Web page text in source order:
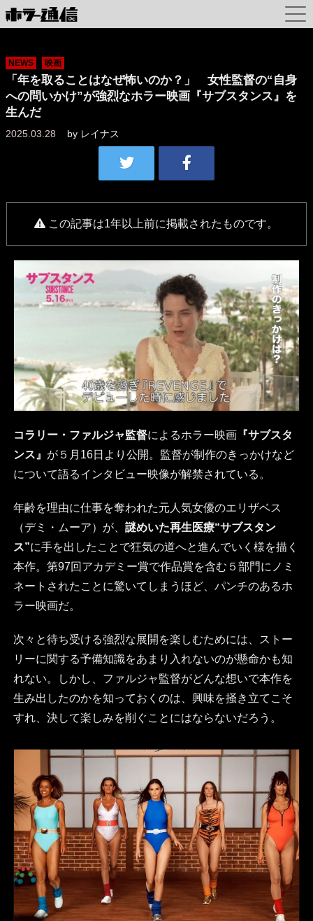
NEWS 映画
「年を取ることはなぜ怖いのか？」 女性監督の“自身
への問いかけ”が強烈なホラー映画『サブスタンス』を
生んだ
2025.03.28 by レイナス
この記事は1年以上前に掲載されたものです。
コラリー・ファルジャ監督によるホラー映画『サブスタ
ンス』 が５月16日より公開。監督が制作のきっかけなど
について語るインタビュー映像が解禁されている。
年齢を理由に仕事を奪われた元人気女優のエリザベス
（デミ・ムーア）が、 謎めいた再生医療“サブスタン
ス”に手を出したことで狂気の道へと進んでいく様を描く
本作。第97回アカデミー賞で作品賞を含む５部門にノミ
ネートされたことに驚いてしまうほど、パンチのあるホ
ラー映画だ。
次々と待ち受ける強烈な展開を楽しむためには、ストー
リーに関する予備知識をあまり入れないのが懸命かも知
れない。しかし、ファルジャ監督がどんな想いで本作を
生み出したのかを知っておくのは、興味を掻き立てこそ
すれ、決して楽しみを削ぐことにはならないだろう。